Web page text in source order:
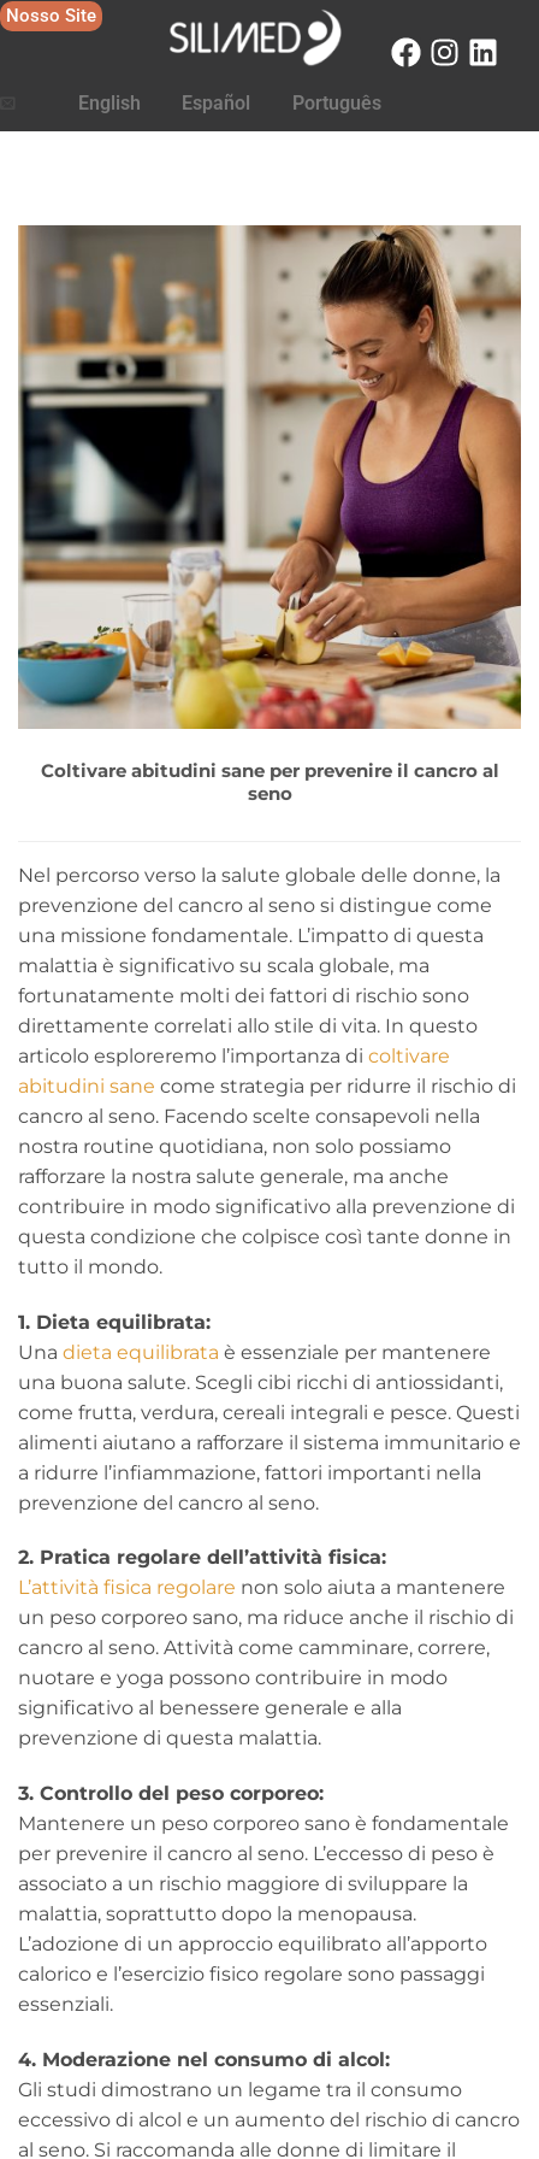
Nosso Site
English Español Português
Coltivare abitudini sane per prevenire il cancro al
seno
Nel percorso verso la salute globale delle donne, la
prevenzione del cancro al seno si distingue come
una missione fondamentale. L’impatto di questa
malattia è significativo su scala globale, ma
fortunatamente molti dei fattori di rischio sono
direttamente correlati allo stile di vita. In questo
articolo esploreremo l’importanza di coltivare
abitudini sane come strategia per ridurre il rischio di
cancro al seno. Facendo scelte consapevoli nella
nostra routine quotidiana, non solo possiamo
rafforzare la nostra salute generale, ma anche
contribuire in modo significativo alla prevenzione di
questa condizione che colpisce così tante donne in
tutto il mondo.
1. Dieta equilibrata:
Una dieta equilibrata è essenziale per mantenere
una buona salute. Scegli cibi ricchi di antiossidanti,
come frutta, verdura, cereali integrali e pesce. Questi
alimenti aiutano a rafforzare il sistema immunitario e
a ridurre l’infiammazione, fattori importanti nella
prevenzione del cancro al seno.
2. Pratica regolare dell’attività fisica:
L’attività fisica regolare non solo aiuta a mantenere
un peso corporeo sano, ma riduce anche il rischio di
cancro al seno. Attività come camminare, correre,
nuotare e yoga possono contribuire in modo
significativo al benessere generale e alla
prevenzione di questa malattia.
3. Controllo del peso corporeo:
Mantenere un peso corporeo sano è fondamentale
per prevenire il cancro al seno. L’eccesso di peso è
associato a un rischio maggiore di sviluppare la
malattia, soprattutto dopo la menopausa.
L’adozione di un approccio equilibrato all’apporto
calorico e l’esercizio fisico regolare sono passaggi
essenziali.
4. Moderazione nel consumo di alcol:
Gli studi dimostrano un legame tra il consumo
eccessivo di alcol e un aumento del rischio di cancro
al seno. Si raccomanda alle donne di limitare il